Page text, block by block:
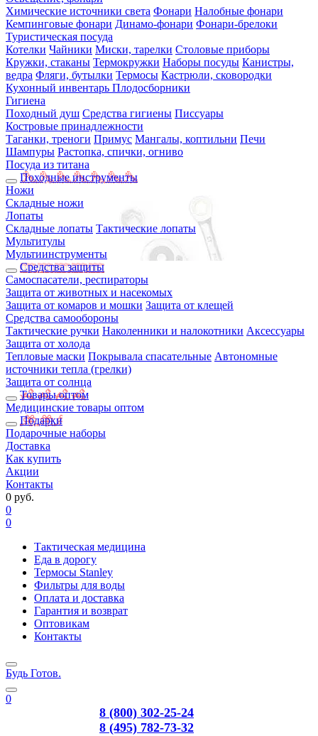
Химические источники света Фонари Налобные фонари
Кемпинговые фонари Динамо-фонари Фонари-брелоки
Туристическая посуда
Котелки Чайники Миски, тарелки Столовые приборы
Кружки, стаканы Термокружки Наборы посуды Канистры,
ведра Фляги, бутылки Термосы Кастрюли, сковородки
Кухонный инвентарь Плодосборники
Гигиена
Походный душ Средства гигиены Писсуары
Костровые принадлежности
Таганки, треноги Примус Мангалы, коптильни Печи
Шампуры Растопка, спички, огниво
Посуда из титана
Походные инструменты
Ножи
Складные ножи
Лопаты
Складные лопаты Тактические лопаты
Мультитулы
Мультиинструменты
Средства защиты
Самоспасатели, респираторы
Защита от животных и насекомых
Защита от комаров и мошки Защита от клещей
Средства самообороны
Тактические ручки Наколенники и налокотники Аксессуары
Защита от холода
Тепловые маски Покрывала спасательные Автономные
источники тепла (грелки)
Защита от солнца
Товары оптом
Медицинские товары оптом
Подарки
Подарочные наборы
Доставка
Как купить
Акции
Контакты
0 руб.
0
0
Тактическая медицина
Еда в дорогу
Термосы Stanley
Фильтры для воды
Оплата и доставка
Гарантия и возврат
Оптовикам
Контакты
Будь Готов.
0
8 (800) 302-25-24
8 (495) 782-73-32